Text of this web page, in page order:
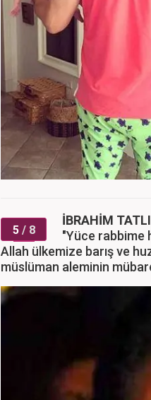
5 / 8
İBRAHİM
"Yüce rabbime
Allah ülkemize barış ve
müslüman aleminin